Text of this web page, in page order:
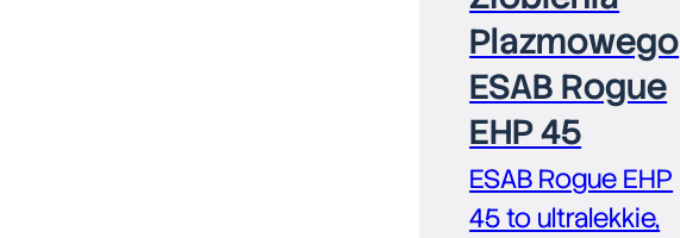
Plazmowego
ESAB Rogue
EHP 45
ESAB Rogue EHP
45 to ultralekkie,